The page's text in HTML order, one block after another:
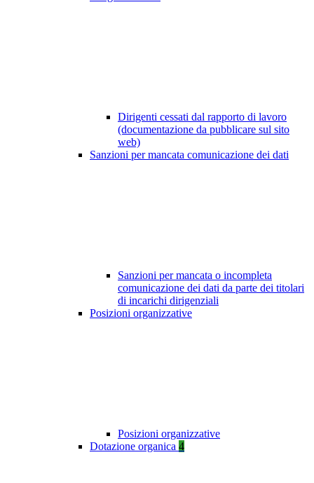
Dirigenti cessati dal rapporto di lavoro
(documentazione da pubblicare sul sito
web)
Sanzioni per mancata comunicazione dei dati
Sanzioni per mancata o incompleta
comunicazione dei dati da parte dei titolari
di incarichi dirigenziali
Posizioni organizzative
Posizioni organizzative
Dotazione organica 4